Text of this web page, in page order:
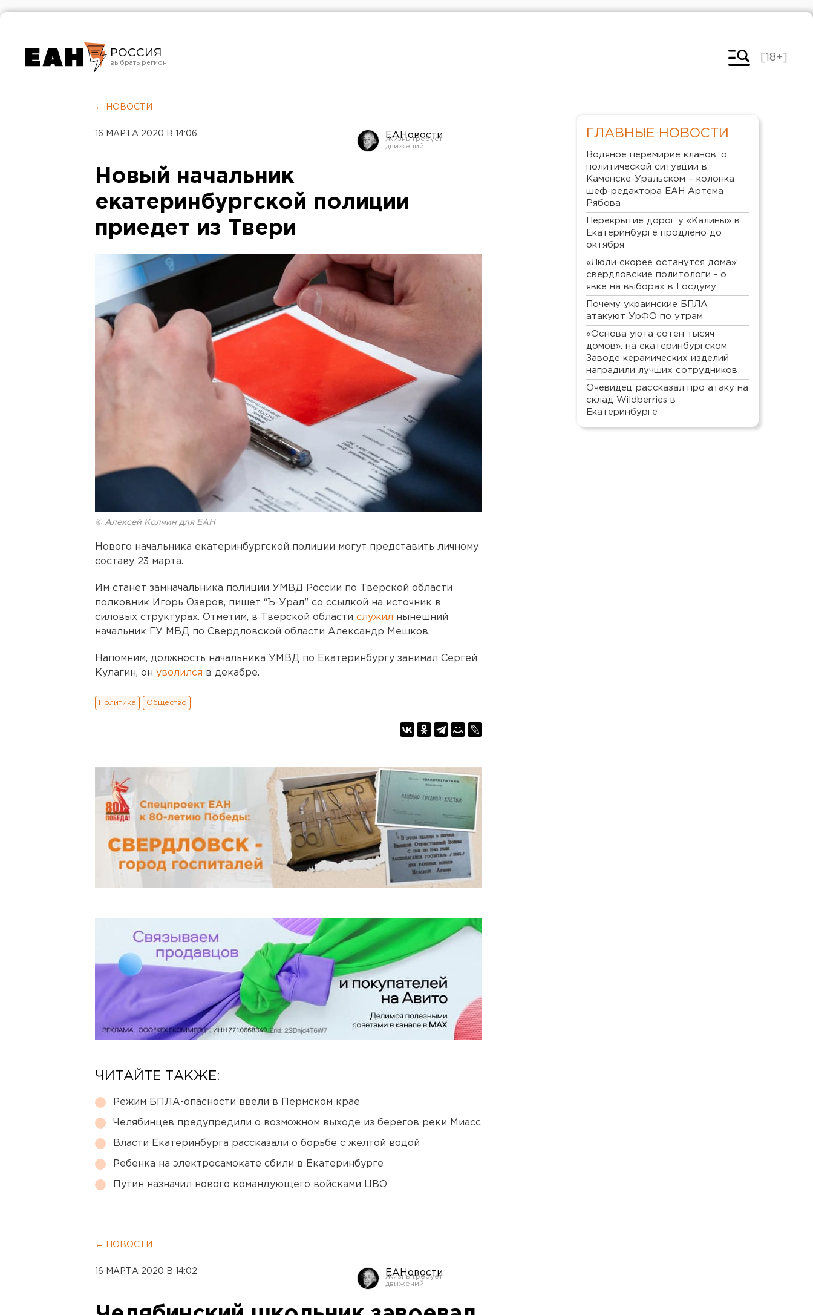
РОССИЯ
Челябинск
[18+]
← НОВОСТИ
16 МАРТА 2020 В 14:06 ЕАНовости
Новый начальник
екатеринбургской полиции
приедет из Твери
© Алексей Колчин для ЕАН
Нового начальника екатеринбургской полиции могут представить личному
составу 23 марта.
Им станет замначальника полиции УМВД России по Тверской области
полковник Игорь Озеров, пишет “Ъ-Урал” со ссылкой на источник в
силовых структурах. Отметим, в Тверской области служил нынешний
начальник ГУ МВД по Свердловской области Александр Мешков.
Напомним, должность начальника УМВД по Екатеринбургу занимал Сергей
Кулагин, он уволился в декабре.
Политика Общество
ЧИТАЙТЕ ТАКЖЕ:
Режим БПЛА-опасности ввели в Пермском крае
Челябинцев предупредили о возможном выходе из берегов реки Миасс
Власти Екатеринбурга рассказали о борьбе с желтой водой
Ребенка на электросамокате сбили в Екатеринбурге
Путин назначил нового командующего войсками ЦВО
← НОВОСТИ
16 МАРТА 2020 В 14:02 ЕАНовости
ГЛАВНЫЕ НОВОСТИ
Водяное перемирие кланов: о
политической ситуации в
Каменске-Уральском – колонка
шеф-редактора ЕАН Артема
Рябова
Перекрытие дорог у «Калины» в
Екатеринбурге продлено до
октября
«Люди скорее останутся дома»:
свердловские политологи - о
явке на выборах в Госдуму
Почему украинские БПЛА
атакуют УрФО по утрам
«Основа уюта сотен тысяч
домов»: на екатеринбургском
Заводе керамических изделий
наградили лучших сотрудников
Очевидец рассказал про атаку на
склад Wildberries в
Екатеринбурге